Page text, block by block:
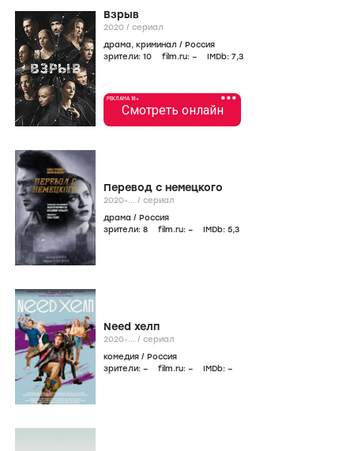
Взрыв
2020 / сериал
драма, криминал / Россия
зрители: 10 film.ru: – IMDb: 7,3
•••
РЕКЛАМА 18+
Смотреть онлайн
Перевод с немецкого
2020-... / сериал
драма / Россия
зрители: 8 film.ru: – IMDb: 5,3
Need хелп
2020-... / сериал
комедия / Россия
зрители: – film.ru: – IMDb: –